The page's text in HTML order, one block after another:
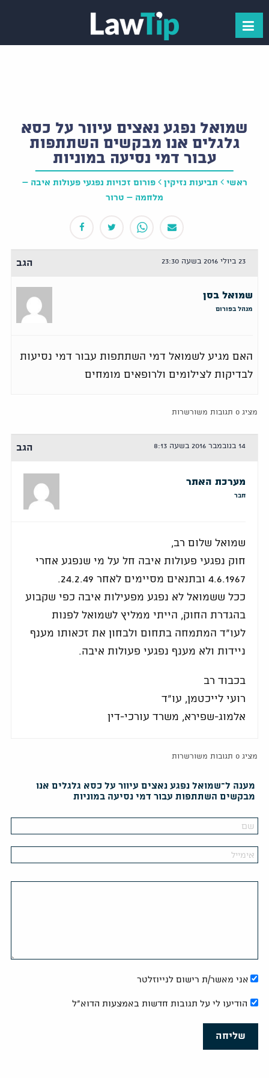
שמואל נפגע נאצים עיוור על כסא
גלגלים אנו מבקשים השתתפות
עבור דמי נסיעה במוניות
ראשי תביעות נזיקין
פורום זכויות נפגעי פעולות איבה –
מלחמה – טרור
23 ביולי 2016 בשעה 23:30 הגב
שמואל בסן
מנהל בפורום
האם מגיע לשמואל דמי השתתפות עבור דמי נסיעות
לבדיקות לצילומים ולרופאים מומחים
מציג 0 תגובות משורשרות
14 בנובמבר 2016 בשעה 8:13 הגב
מערכת האתר
חבר
שמואל שלום רב,
חוק נפגעי פעולות איבה חל על מי שנפגע אחרי
4.6.1967 ובתנאים מסיימים לאחר 24.2.49.
ככל ששמואל לא נפגע מפעילות איבה כפי שקבוע
בהגדרת החוק, הייתי ממליץ לשמואל לפנות
לעו"ד המתמחה בתחום ולבחון את זכאותו מענף
ניידות ולא מענף נפגעי פעולות איבה.
בכבוד רב
רועי לייכטמן, עו"ד
אלמוג-שפירא, משרד עורכי-דין
מציג 0 תגובות משורשרות
מענה ל־שמואל נפגע נאצים עיוור על כסא גלגלים אנו
מבקשים השתתפות עבור דמי נסיעה במוניות
אני מאשר/ת רישום לנייוזלטר
הודיעו לי על תגובות חדשות באמצעות הדוא"ל
שליחה